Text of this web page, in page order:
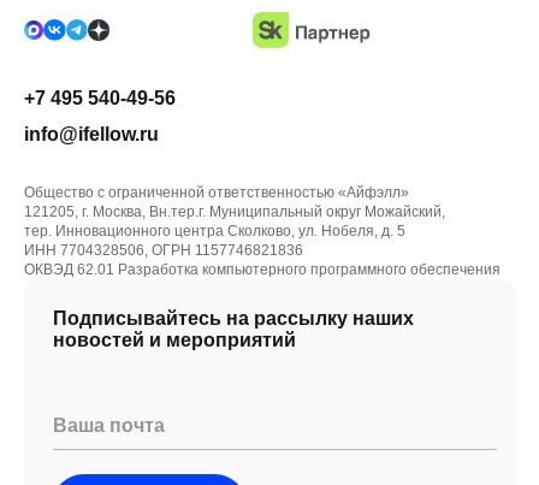
Подписывайтесь на рассылку наших
новостей и мероприятий
Ваша почта
+7 495 540-49-56
info@ifellow.ru
Общество с ограниченной ответственностью «Айфэлл»
121205, г. Москва, Вн.тер.г. Муниципальный округ Можайский,
тер. Инновационного центра Сколково, ул. Нобеля, д. 5
ИНН 7704328506, ОГРН 1157746821836
ОКВЭД 62.01 Разработка компьютерного программного обеспечения